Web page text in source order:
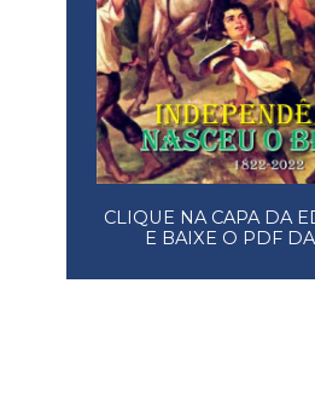
CLIQUE NA CAPA DA
E BAIXE O PDF